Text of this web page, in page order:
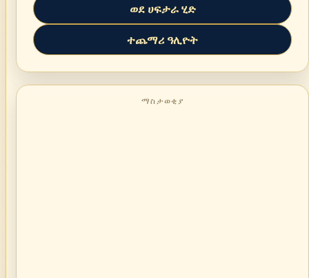
ወደ ሀፍታራ ሂድ
ተጨማሪ ዓሊዮት
ማስታወቂያ